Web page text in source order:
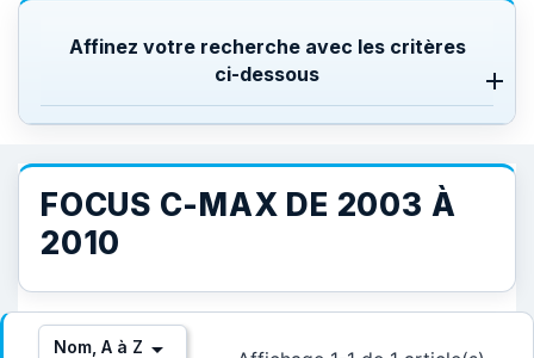
Affinez votre recherche avec les critères
ci-dessous
FOCUS C-MAX DE 2003 À
2010
Nom, A à Z 